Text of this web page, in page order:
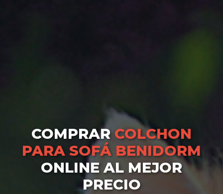
COMPRAR COLCHON
PARA SOFÁ BENIDORM
ONLINE AL MEJOR
PRECIO